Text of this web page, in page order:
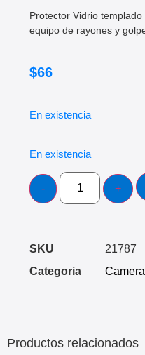
Protector Vidrio
equipo de rayones y
$66
En existencia
En existencia
SKU
21787
Categoria
Productos relacionados